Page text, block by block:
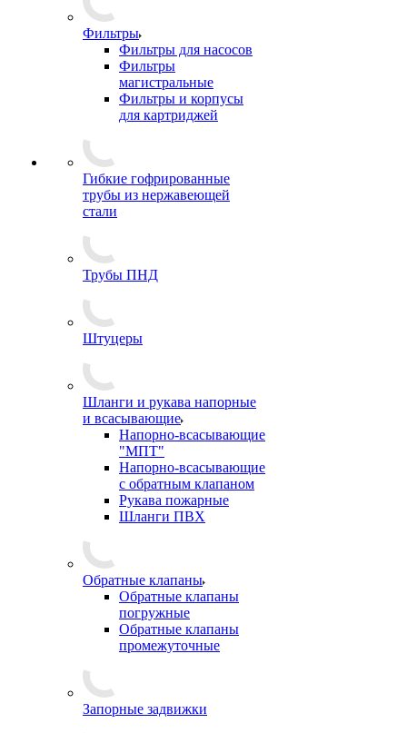
Фильтры
Фильтры для насосов
Фильтры
магистральные
Фильтры и корпусы
для картриджей
Гибкие гофрированные
трубы из нержавеющей
стали
Трубы ПНД
Штуцеры
Шланги и рукава напорные
и всасывающие
Напорно-всасывающие
"МПТ"
Напорно-всасывающие
с обратным клапаном
Рукава пожарные
Шланги ПВХ
Обратные клапаны
Обратные клапаны
погружные
Обратные клапаны
промежуточные
Запорные задвижки